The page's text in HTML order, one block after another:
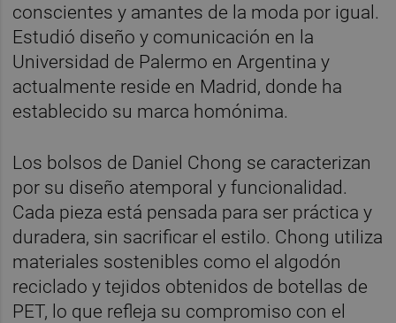
conscientes y amantes de la moda por igual.
Estudió diseño y comunicación en la
Universidad de Palermo en Argentina y
actualmente reside en Madrid, donde ha
establecido su marca homónima.
Los bolsos de Daniel Chong se caracterizan
por su diseño atemporal y funcionalidad.
Cada pieza está pensada para ser práctica y
duradera, sin sacrificar el estilo. Chong utiliza
materiales sostenibles como el algodón
reciclado y tejidos obtenidos de botellas de
PET, lo que refleja su compromiso con el